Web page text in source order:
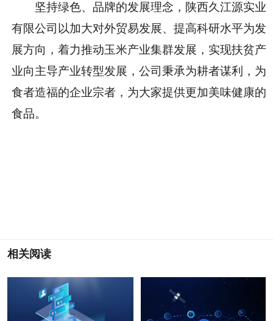
坚持绿色、品牌的发展理念，陕西久江源实业
有限公司以加大对外贸易发展、提高科研水平为发
展方向，着力推动玉米产业集群发展，实现扶贫产
业向主导产业转型发展，公司秉承为耕者谋利，为
食者造福的企业宗者，为大家提供更加美味健康的
食品。
相关阅读